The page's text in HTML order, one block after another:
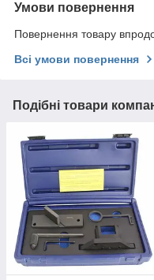
Умови повернення
Повернення товару
Всі умови повернення
Подібні товари